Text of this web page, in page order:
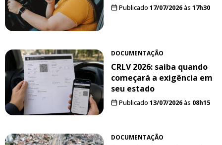
Publicado 17/07/2026às 17h30
DOCUMENTAÇÃO
CRLV 2026: saiba quando
começará a exigência em
seu estado
Publicado 13/07/2026às 08h15
DOCUMENTAÇÃO